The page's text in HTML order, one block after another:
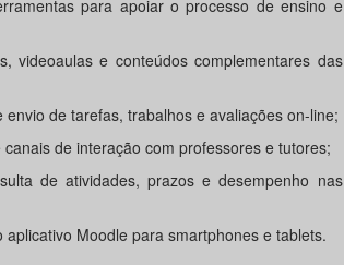
para apoiar o processo de ensino e
videoaulas e conteúdos complementares das
envio de tarefas, trabalhos e avaliações on-line;
de interação com professores e tutores;
de atividades, prazos e desempenho nas
aplicativo Moodle para smartphones e tablets.